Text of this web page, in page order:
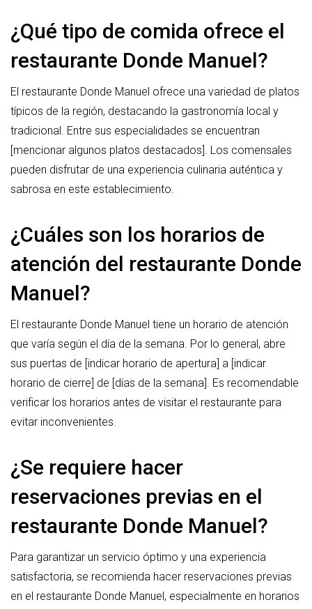
¿Qué tipo de comida ofrece el
restaurante Donde Manuel?
El restaurante Donde Manuel ofrece una variedad de platos
típicos de la región, destacando la gastronomía local y
tradicional. Entre sus especialidades se encuentran
[mencionar algunos platos destacados]. Los comensales
pueden disfrutar de una experiencia culinaria auténtica y
sabrosa en este establecimiento.
¿Cuáles son los horarios de
atención del restaurante Donde
Manuel?
El restaurante Donde Manuel tiene un horario de atención
que varía según el día de la semana. Por lo general, abre
sus puertas de [indicar horario de apertura] a [indicar
horario de cierre] de [días de la semana]. Es recomendable
verificar los horarios antes de visitar el restaurante para
evitar inconvenientes.
¿Se requiere hacer
reservaciones previas en el
restaurante Donde Manuel?
Para garantizar un servicio óptimo y una experiencia
satisfactoria, se recomienda hacer reservaciones previas
en el restaurante Donde Manuel, especialmente en horarios